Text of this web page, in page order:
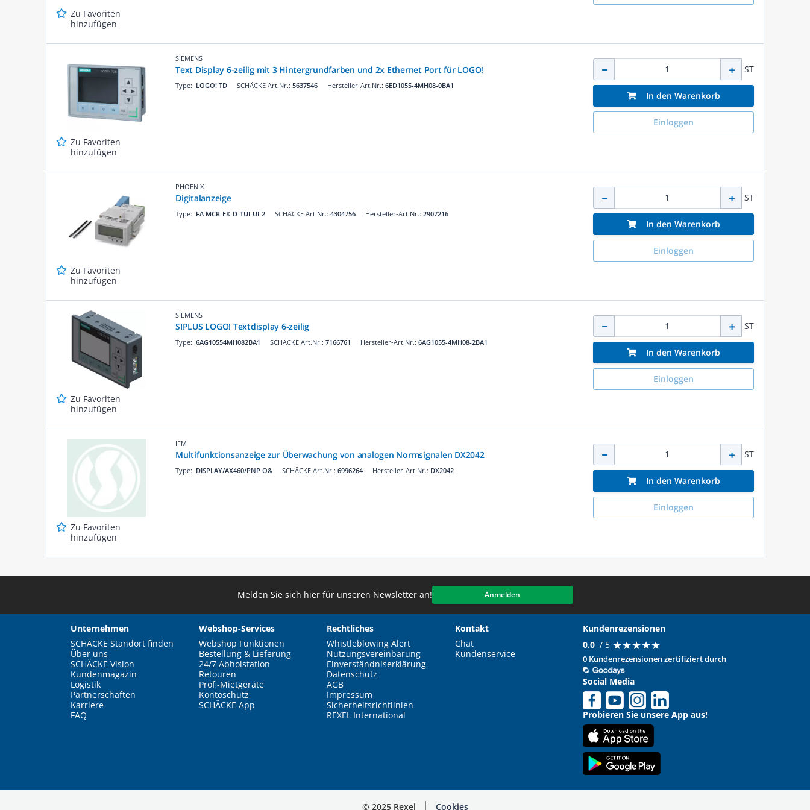
Zu Favoriten
hinzufügen
Zu Favoriten
hinzufügen
SIEMENS
Text Display 6-zeilig mit 3 Hintergrundfarben und 2x Ethernet Port für LOGO!
SCHÄCKE Art.Nr.: 5637546
Type: LOGO! TD Hersteller-Art.Nr.: 6ED1055-4MH08-0BA1
ST
In den Warenkorb
Einloggen
Zu Favoriten
hinzufügen
PHOENIX
Digitalanzeige
SCHÄCKE Art.Nr.: 4304756
Type: FA MCR-EX-D-TUI-UI-2 Hersteller-Art.Nr.: 2907216
ST
In den Warenkorb
Einloggen
Zu Favoriten
hinzufügen
SIEMENS
SIPLUS LOGO! Textdisplay 6-zeilig
SCHÄCKE Art.Nr.: 7166761
Type: 6AG10554MH082BA1 Hersteller-Art.Nr.: 6AG1055-4MH08-2BA1
ST
In den Warenkorb
Einloggen
Zu Favoriten
hinzufügen
IFM
Multifunktionsanzeige zur Überwachung von analogen Normsignalen DX2042
SCHÄCKE Art.Nr.: 6996264
Type: DISPLAY/AX460/PNP O& Hersteller-Art.Nr.: DX2042
ST
In den Warenkorb
Einloggen
Melden Sie sich hier für unseren Newsletter an! Anmelden
Unternehmen
SCHÄCKE Standort finden
Über uns
SCHÄCKE Vision
Kundenmagazin
Logistik
Partnerschaften
Karriere
FAQ
Webshop-Services
Webshop Funktionen
Bestellung & Lieferung
24/7 Abholstation
Retouren
Profi-Mietgeräte
Kontoschutz
SCHÄCKE App
Rechtliches
Whistleblowing Alert
Nutzungsvereinbarung
Einverständniserklärung
Datenschutz
AGB
Impressum
Sicherheitsrichtlinien
REXEL International
Kontakt
Chat
Kundenservice
Kundenrezensionen
0.0 / 5 ★★★★★
★★★★★
0 Kundenrezensionen zertifiziert durch
Social Media
Probieren Sie unsere App aus!
© 2025 Rexel Cookies